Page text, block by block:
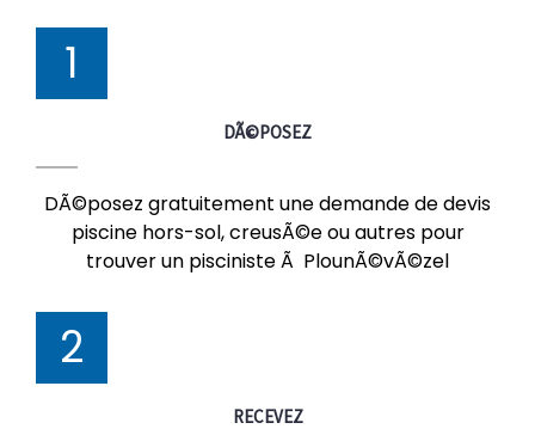
1
DÃ©POSEZ
DÃ©posez gratuitement une demande de devis
piscine hors-sol, creusÃ©e ou autres pour
trouver un pisciniste Ã PlounÃ©vÃ©zel
2
RECEVEZ